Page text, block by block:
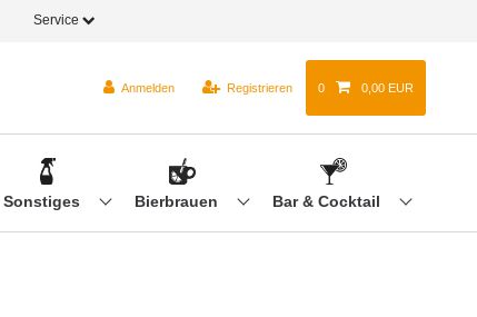
Service
Anmelden Registrieren 0 0,00 EUR
Sonstiges Bierbrauen Bar & Cocktail